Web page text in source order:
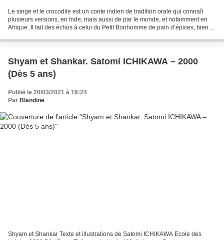
Le singe et le crocodile est un conte indien de tradition orale qui connaît
plusieurs versions, en Inde, mais aussi de par le monde, et notamment en
Afrique. Il fait des échos à celui du Petit Bonhomme de pain d’épices, bien
Shyam et Shankar. Satomi ICHIKAWA – 2000
(Dès 5 ans)
Publié le 20/03/2021 à 16:24
Par Blandine
Shyam et Shankar Texte et illustrations de Satomi ICHIKAWA Ecole des